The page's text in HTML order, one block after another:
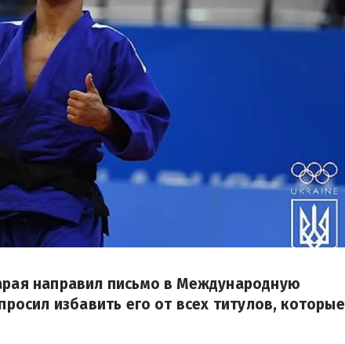
направил письмо в Международную
избавить его от всех титулов, которые